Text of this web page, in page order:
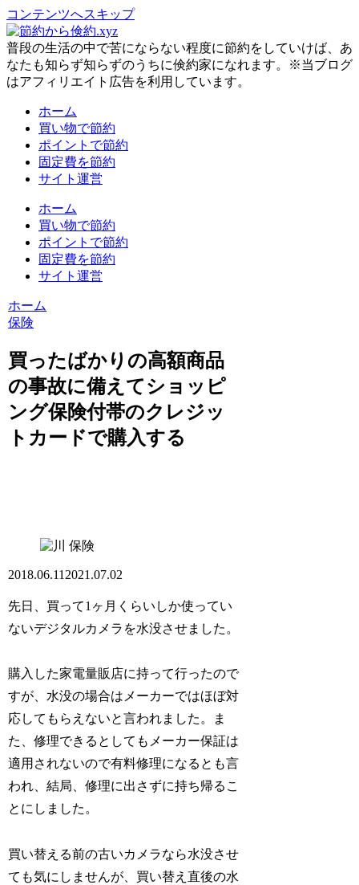
コンテンツへスキップ
普段の生活の中で苦にならない程度に節約をしていけば、あ
なたも知らず知らずのうちに倹約家になれます。※当ブログ
はアフィリエイト広告を利用しています。
ホーム
買い物で節約
ポイントで節約
固定費を節約
サイト運営
ホーム
買い物で節約
ポイントで節約
固定費を節約
サイト運営
ホーム
保険
買ったばかりの高額商品
の事故に備えてショッピ
ング保険付帯のクレジッ
トカードで購入する
保険
2018.06.11 2021.07.02
先日、買って1ヶ月くらいしか使ってい
ないデジタルカメラを水没させました。
購入した家電量販店に持って行ったので
すが、水没の場合はメーカーではほぼ対
応してもらえないと言われました。ま
た、修理できるとしてもメーカー保証は
適用されないので有料修理になるとも言
われ、結局、修理に出さずに持ち帰るこ
とにしました。
買い替える前の古いカメラなら水没させ
ても気にしませんが、買い替え直後の水